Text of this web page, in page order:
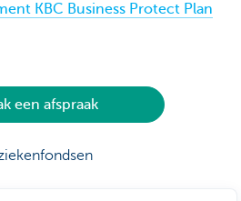
KBC Business Protect Plan
een afspraak